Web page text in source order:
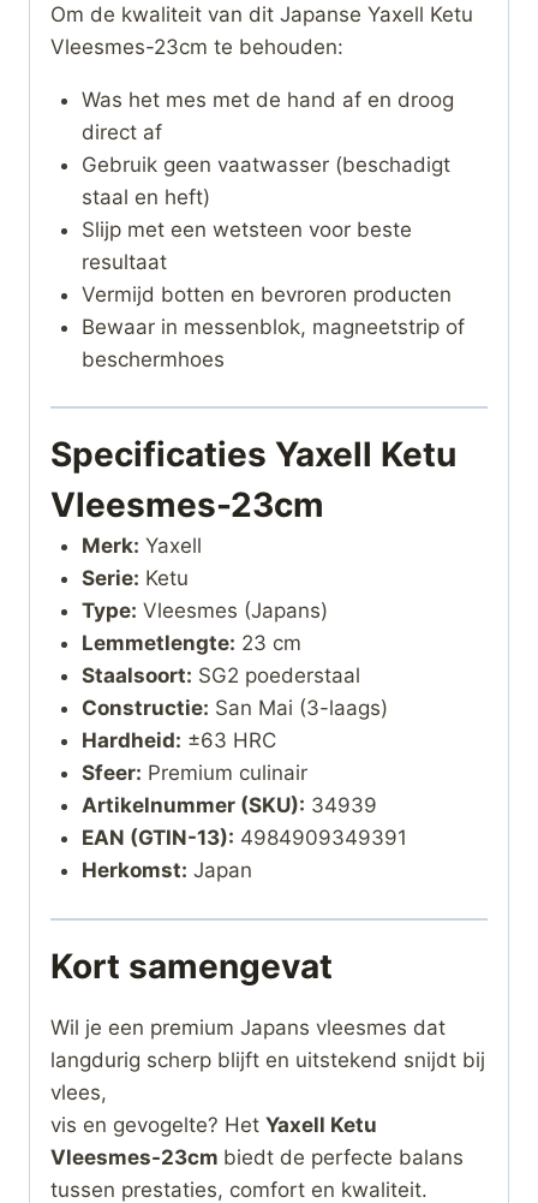
Om de kwaliteit van dit Japanse Yaxell Ketu
Vleesmes-23cm te behouden:
Was het mes met de hand af en droog
direct af
Gebruik geen vaatwasser (beschadigt
staal en heft)
Slijp met een wetsteen voor beste
resultaat
Vermijd botten en bevroren producten
Bewaar in messenblok, magneetstrip of
beschermhoes
Specificaties Yaxell Ketu
Vleesmes-23cm
Merk: Yaxell
Serie: Ketu
Type: Vleesmes (Japans)
Lemmetlengte: 23 cm
Staalsoort: SG2 poederstaal
Constructie: San Mai (3-laags)
Hardheid: ±63 HRC
Sfeer: Premium culinair
Artikelnummer (SKU): 34939
EAN (GTIN-13): 4984909349391
Herkomst: Japan
Kort samengevat
Wil je een premium Japans vleesmes dat
langdurig scherp blijft en uitstekend snijdt bij
vlees,
vis en gevogelte? Het Yaxell Ketu
Vleesmes-23cm biedt de perfecte balans
tussen prestaties, comfort en kwaliteit.